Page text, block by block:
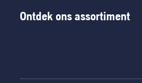
Ontdek ons assortiment